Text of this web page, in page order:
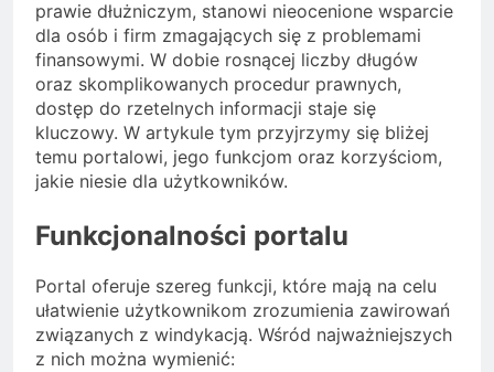
prawie dłużniczym, stanowi nieocenione wsparcie
dla osób i firm zmagających się z problemami
finansowymi. W dobie rosnącej liczby długów
oraz skomplikowanych procedur prawnych,
dostęp do rzetelnych informacji staje się
kluczowy. W artykule tym przyjrzymy się bliżej
temu portalowi, jego funkcjom oraz korzyściom,
jakie niesie dla użytkowników.
Funkcjonalności portalu
Portal oferuje szereg funkcji, które mają na celu
ułatwienie użytkownikom zrozumienia zawirowań
związanych z windykacją. Wśród najważniejszych
z nich można wymienić: